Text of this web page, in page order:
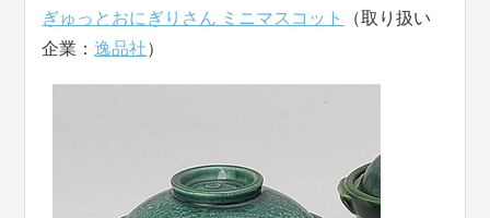
ぎゅっとおにぎりさん ミニマスコット
（取り扱い
企業：逸品社）